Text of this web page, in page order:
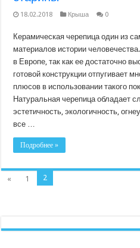
18.02.2018 Крыша 0
Керамическая черепица один из
материалов истории
в Европе, так как ее достаточно
готовой конструкции отпугивает
плюсов в использовании такого
Натуральная черепица обладает
эстетичность, экологичность,
все …
Подробнее »
« 1 2